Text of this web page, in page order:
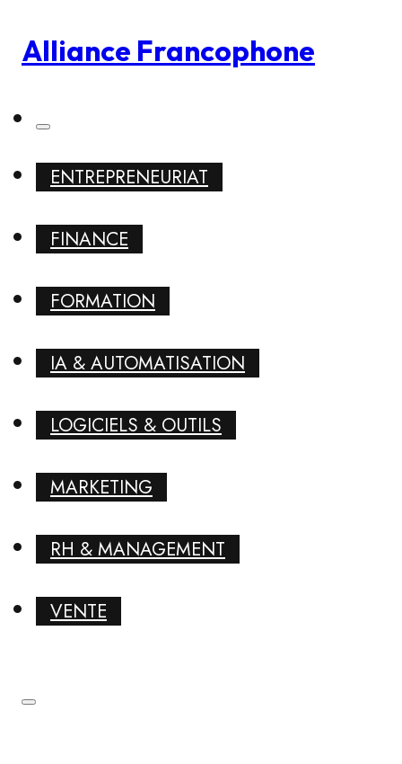
Alliance Francophone
ENTREPRENEURIAT
FINANCE
FORMATION
IA & AUTOMATISATION
LOGICIELS & OUTILS
MARKETING
RH & MANAGEMENT
VENTE